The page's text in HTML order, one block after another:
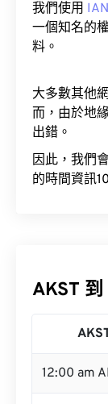
我們使用
一個知名的
料。
大多數其他
而，由於地
出錯。
因此，我們
的時間資訊
AKST
12:00 am